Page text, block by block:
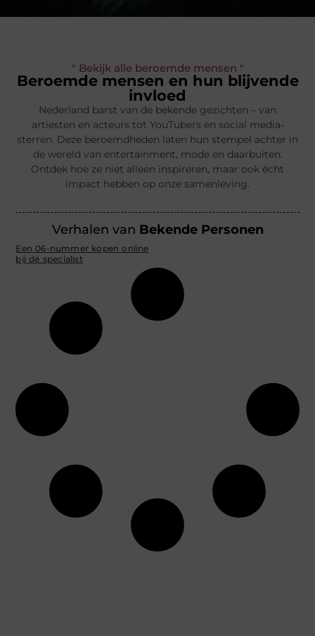
" Bekijk alle beroemde mensen "
Beroemde mensen en hun blijvende
invloed
Nederland barst van de bekende gezichten – van
artiesten en acteurs tot YouTubers en social media-
sterren. Deze beroemdheden laten hun stempel achter in
de wereld van entertainment, mode en daarbuiten.
Ontdek hoe ze niet alleen inspireren, maar ook écht
impact hebben op onze samenleving.
Verhalen van Bekende Personen
Een 06-nummer kopen online
bij dé specialist